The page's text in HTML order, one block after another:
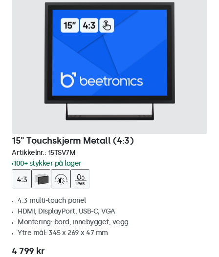
15" Touchskjerm Metall (4:3)
Artikkelnr.: 15TSV7M
100+ stykker på lager
4:3 multi-touch panel
HDMI, DisplayPort, USB-C, VGA
Montering: bord, innebygget, vegg
Ytre mål: 345 x 269 x 47 mm
4 799 kr